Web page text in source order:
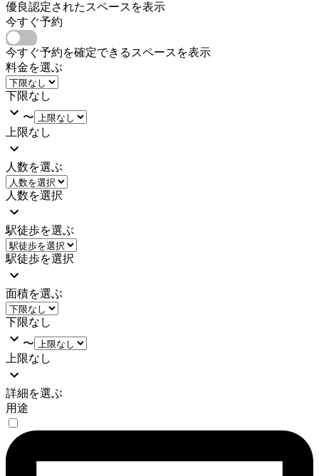
優良認定されたスペースを表示
今すぐ予約
今すぐ予約を確定できるスペースを表示
料金を選ぶ
下限なし
〜
上限なし
人数を選ぶ
人数を選択
駅徒歩を選ぶ
駅徒歩を選択
面積を選ぶ
下限なし
〜
上限なし
詳細を選ぶ
用途